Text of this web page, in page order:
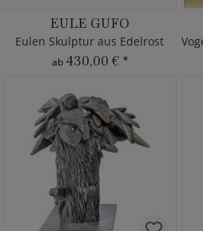
EULE GUFO
Eulen Skulptur aus Edelrost
ab 430,00 € *